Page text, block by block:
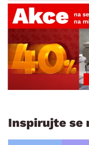
Inspirujte se